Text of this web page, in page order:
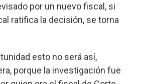
por un nuevo fiscal, si
ratifica la decisión, se torna
esto no será así,
porque la investigación fue